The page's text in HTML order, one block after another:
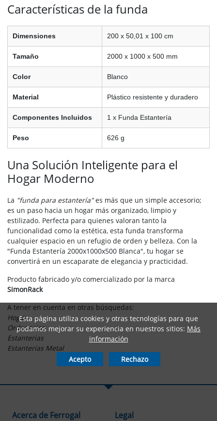
Características de la funda
Dimensiones 200 x 50,01 x 100 cm
Tamaño 2000 x 1000 x 500 mm
Color Blanco
Material Plástico resistente y duradero
Componentes Incluidos 1 x Funda Estantería
Peso 626 g
Una Solución Inteligente para el
Hogar Moderno
La "funda para estantería"es más que un simple accesorio;
es un paso hacia un hogar más organizado, limpio y
estilizado. Perfecta para quienes valoran tanto la
funcionalidad como la estética, esta funda transforma
cualquier espacio en un refugio de orden y belleza. Con la
"Funda Estantería 2000x1000x500 Blanca", tu hogar se
convertirá en un escaparate de elegancia y practicidad.
Producto fabricado y/o comercializado por la marca
SimonRack
A tener en cuenta en otras búsquedas:
Hogar
Ordenacion
Estanterias
Estanterias Metal
Acerca de Ferrogal Legal
Esta página utiliza cookies y otras tecnologías para que
podamos mejorar su experiencia en nuestros sitios: Más
información
Acepto Rechazo